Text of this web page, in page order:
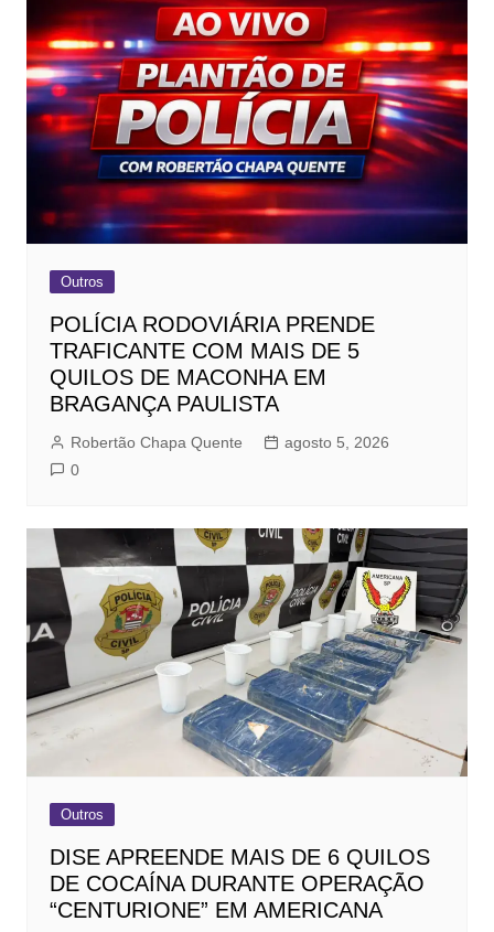
Outros
POLÍCIA RODOVIÁRIA PRENDE
TRAFICANTE COM MAIS DE 5
QUILOS DE MACONHA EM
BRAGANÇA PAULISTA
Robertão Chapa Quente
agosto 5, 2026
0
Outros
DISE APREENDE MAIS DE 6 QUILOS
DE COCAÍNA DURANTE OPERAÇÃO
“CENTURIONE” EM AMERICANA